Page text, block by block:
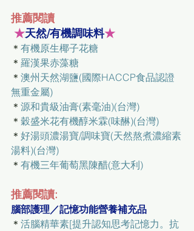
推薦閱讀
★天然/有機調味料★
＊ 有機原生椰子花糖
＊ 羅漢果赤藻糖
＊ 澳州天然湖鹽(國際HACCP食品認證
無重金屬)
＊ 源和貴級油膏(素毫油)(台灣)
＊ 穀盛米花有機醇米霖(味醂)(台灣)
＊ 好湯頭濃湯寶/調味寶(天然熬煮濃縮素
湯料)(台灣)
＊ 有機三年葡萄黑陳醋(意大利)
推薦閱讀:
腦部護理／記憶功能營養補充品
＊ 活腦精華素[提升認知思考記憶力。抗